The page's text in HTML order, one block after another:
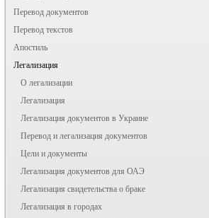
Перевод документов
Перевод текстов
Апостиль
Легализация
О легализации
Легализация
Легализация документов в Украине
Перевод и легализация документов
Цели и документы
Легализация документов для ОАЭ
Легализация свидетельства о браке
Легализация в городах